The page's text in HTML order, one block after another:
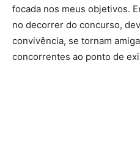
focada nos meus objetivos.
no decorrer do concurso,
convivência, se tornam
concorrentes ao ponto de